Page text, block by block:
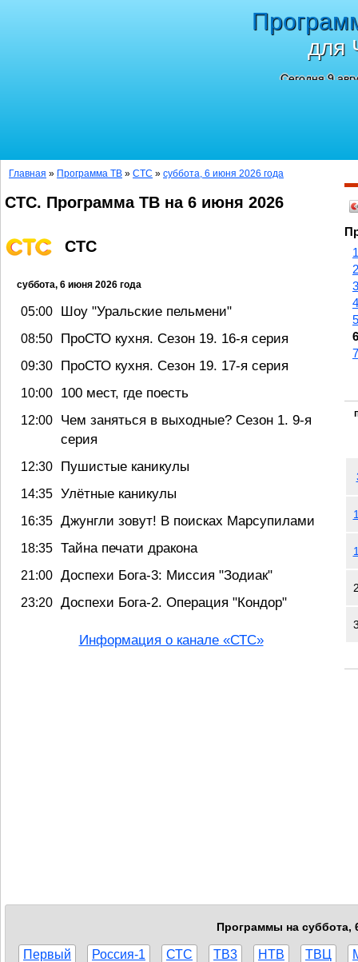
для
Сегодня 9
Главная » Программа ТВ » СТС » суббота, 6 июня 2026 года
СТС. Программа ТВ на 6 июня 2026
СТС
суббота, 6 июня 2026 года
05:00 Шоу "Уральские пельмени"
08:50 ПроСТО кухня. Сезон 19. 16-я серия
09:30 ПроСТО кухня. Сезон 19. 17-я серия
10:00 100 мест, где поесть
12:00
Чем заняться в выходные? Сезон 1. 9-я
серия
12:30 Пушистые каникулы
14:35 Улётные каникулы
16:35 Джунгли зовут! В поисках Марсупилами
18:35 Тайна печати дракона
21:00 Доспехи Бога-3: Миссия "Зодиак"
23:20 Доспехи Бога-2. Операция "Кондор"
Информация о канале «СТС»
Программы на суббота,
Первый Россия-1 СТС ТВ3 НТВ ТВЦ